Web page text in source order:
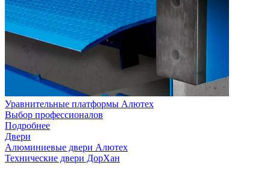
Уравнительные платформы Алютех
Выбор профессионалов
Подробнее
Двери
Алюминиевые двери Алютех
Технические двери ДорХан